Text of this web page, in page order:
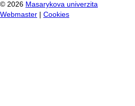
© 2026 Masarykova univerzita
Webmaster
Cookies